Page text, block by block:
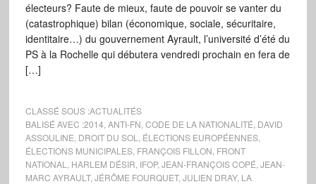
électeurs? Faute de mieux, faute de pouvoir se vanter du
(catastrophique) bilan (économique, sociale, sécuritaire,
identitaire…) du gouvernement Ayrault, l’université d’été du
PS à la Rochelle qui débutera vendredi prochain en fera de
[…]
CLASSÉ SOUS :ACTUALITÉS
BALISÉ AVEC :2014 ANTI-FN CODE DE LA NATIONALITÉ DAVID
ASSOULINE DROIT DU SOL ÉLECTIONS EUROPÉENNES,
ÉLECTIONS MUNICIPALES, FRANÇOIS FILLON FRONT
NATIONAL
HARLEM DÉSIR IFOP, JEAN-FRANÇOIS COPÉ JEAN-
MARC AYRAULT, JÉRÔME FOURQUET, JULIEN DRAY, LA